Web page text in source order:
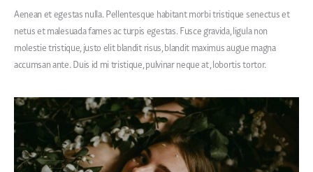
Aenean et egestas nulla. Pellentesque habitant morbi tristique senectus et
netus et malesuada fames ac turpis egestas. Fusce gravida, ligula non
molestie tristique, justo elit blandit risus, blandit maximus augue magna
accumsan ante. Duis id mi tristique, pulvinar neque at, lobortis tortor.